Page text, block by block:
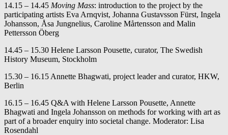
14.15 – 14.45 Moving Mass: introduction to the project by the
participating artists Eva Arnqvist, Johanna Gustavsson Fürst, Ingela
Johansson, Åsa Jungnelius, Caroline Mårtensson and Malin
Pettersson Öberg
14.45 – 15.30 Helene Larsson Pousette, curator, The Swedish
History Museum, Stockholm
15.30 – 16.15 Annette Bhagwati, project leader and curator, HKW,
Berlin
16.15 – 16.45 Q&A with Helene Larsson Pousette, Annette
Bhagwati and Ingela Johansson on methods for working with art as
part of a broader enquiry into societal change. Moderator: Lisa
Rosendahl